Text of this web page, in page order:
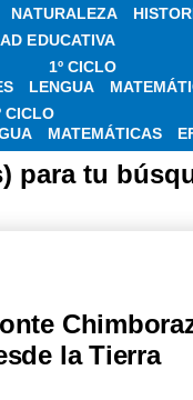
NATURALEZA
EDUCATIVA
1º CICLO
LENGUA
CICLO
MATEMÁTICAS
para tu
la Tierra